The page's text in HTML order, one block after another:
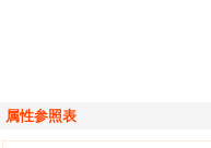
属性参照表